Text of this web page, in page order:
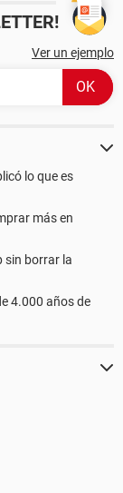
Ver un ejemplo
lo que es
más en
sin borrar la
4.000 años de